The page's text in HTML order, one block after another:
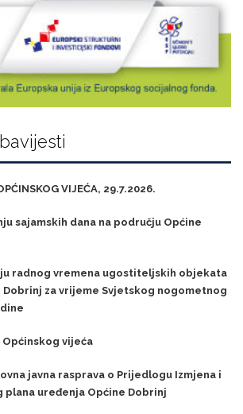
VIJEĆA, 29.7.2026.
sajamskih dana na području Općine
radnog vremena ugostiteljskih objekata
Dobrinj za vrijeme Svjetskog nogometnog
Općinskog vijeća
javna rasprava o Prijedlogu Izmjena i
plana uređenja Općine Dobrinj